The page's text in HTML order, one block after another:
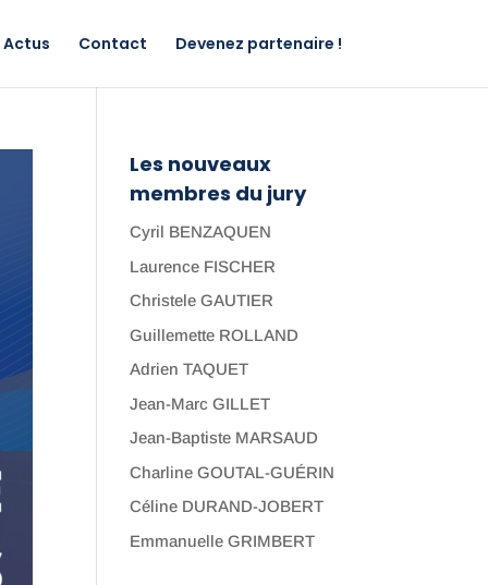
Actus Contact Devenez partenaire !
Les nouveaux
membres du jury
Cyril BENZAQUEN
Laurence FISCHER
Christele GAUTIER
Guillemette ROLLAND
Adrien TAQUET
Jean-Marc GILLET
Jean-Baptiste MARSAUD
Charline GOUTAL-GUÉRIN
Céline DURAND-JOBERT
Emmanuelle GRIMBERT